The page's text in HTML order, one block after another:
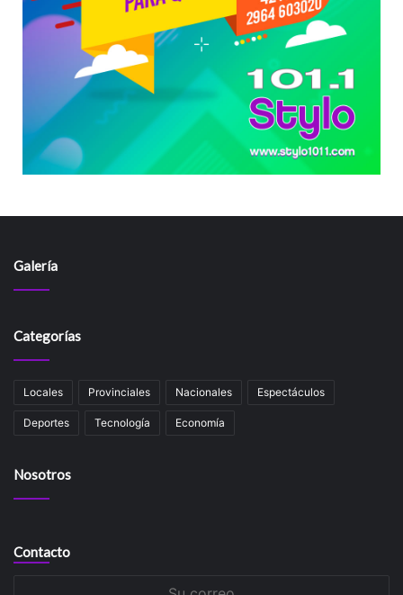
Galería
Categorías
Locales Provinciales Nacionales Espectáculos
Deportes Tecnología Economía
Nosotros
Contacto